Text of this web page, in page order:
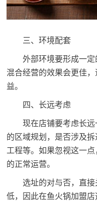
三、环境配套
外部环境要形成一定
混合经营的效果会更佳
益。
四、长远考虑
现在店铺要考虑长远
的区域规划，是否涉及
工程等。如果忽视这一
的正常运营。
选址的对与否，直接
低，因此在鱼火锅加盟